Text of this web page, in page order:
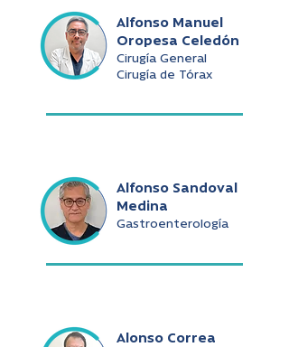
Alfonso Manuel
Oropesa Celedón
Cirugía General
Cirugía de Tórax
Alfonso Sandoval
Medina
Gastroenterología
Alonso Correa